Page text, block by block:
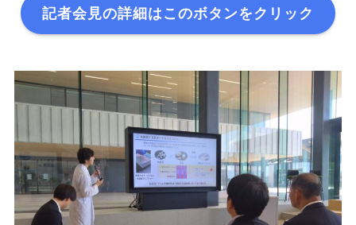
記者会見の詳細はこのボタンをクリック